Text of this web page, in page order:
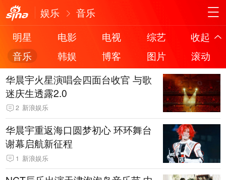
娱乐
音乐
明星
电影 电视 综艺
收起
音乐
韩娱 博客 图片
滚动
华晨宇火星演唱会四面台收官 与歌
迷庆生透露2.0
2 新浪娱乐
华晨宇重返海口圆梦初心 环环舞台
谢幕启航新征程
1 新浪娱乐